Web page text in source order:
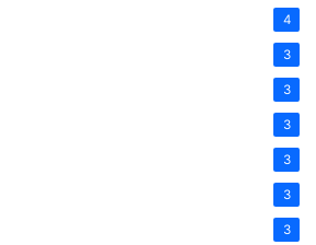
4
3
3
3
3
3
3